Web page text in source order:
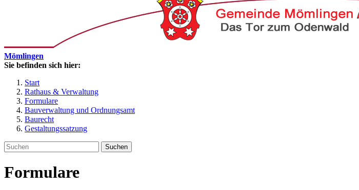
Mömlingen
Sie befinden sich hier:
Start
Rathaus & Verwaltung
Formulare
Bauverwaltung und Ordnungsamt
Baurecht
Gestaltungssatzung
Suchen
Formulare